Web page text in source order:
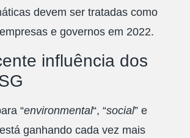
devem ser tratadas como
e governos em 2022.
influência dos
“environmental“, “social” e
ganhando cada vez mais